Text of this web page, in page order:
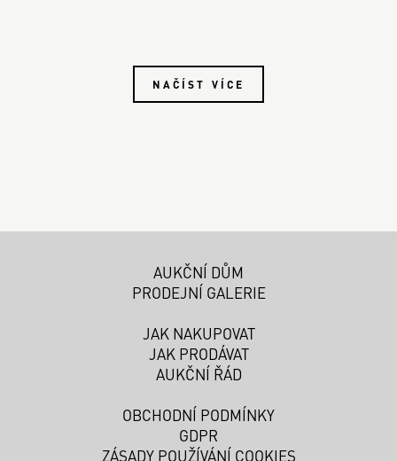
NAČÍST VÍCE
AUKČNÍ DŮM
PRODEJNÍ GALERIE
JAK NAKUPOVAT
JAK PRODÁVAT
AUKČNÍ ŘÁD
OBCHODNÍ PODMÍNKY
GDPR
ZÁSADY POUŽÍVÁNÍ COOKIES